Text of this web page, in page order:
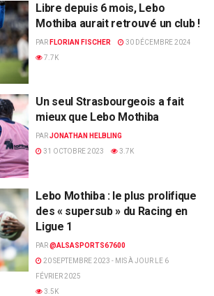
Libre depuis 6 mois, Lebo
Mothiba aurait retrouvé un club !
PAR FLORIAN FISCHER
30 DÉCEMBRE 2024
7.7K
Un seul Strasbourgeois a fait
mieux que Lebo Mothiba
PARJONATHAN HELBLING
31 OCTOBRE 2023
3.7K
Lebo Mothiba : le plus prolifique
des « supersub » du Racing en
Ligue 1
PAR@ALSASPORTS67600
20 SEPTEMBRE 2023 - MIS À JOUR LE 6
FÉVRIER 2025
3.5K